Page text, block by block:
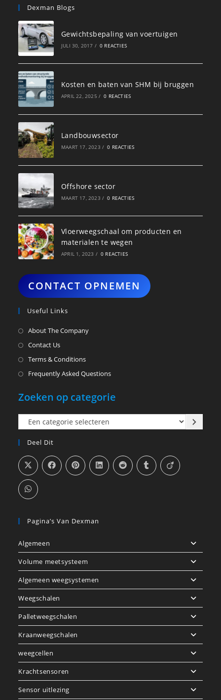
Dexman Blogs
Gewichtsbepaling van voertuigen
JULI 30, 2017 / 0 REACTIES
Kosten en baten van SHM bij bruggen
APRIL 22, 2025 / 0 REACTIES
Landbouwsector
MAART 17, 2023 / 0 REACTIES
Offshore sector
MAART 17, 2023 / 0 REACTIES
Vloerweegschaal om producten en
materialen te wegen
APRIL 1, 2023 / 0 REACTIES
CONTACT OPNEMEN
Useful Links
About The Company
Contact Us
Terms & Conditions
Frequently Asked Questions
Zoeken op categorie
Een
categorie
selecteren
Deel Dit
Pagina’s Van Dexman
Algemeen
Volume meetsysteem
Algemeen weegsystemen
Weegschalen
Palletweegschalen
Kraanweegschalen
weegcellen
Krachtsensoren
Sensor uitlezing